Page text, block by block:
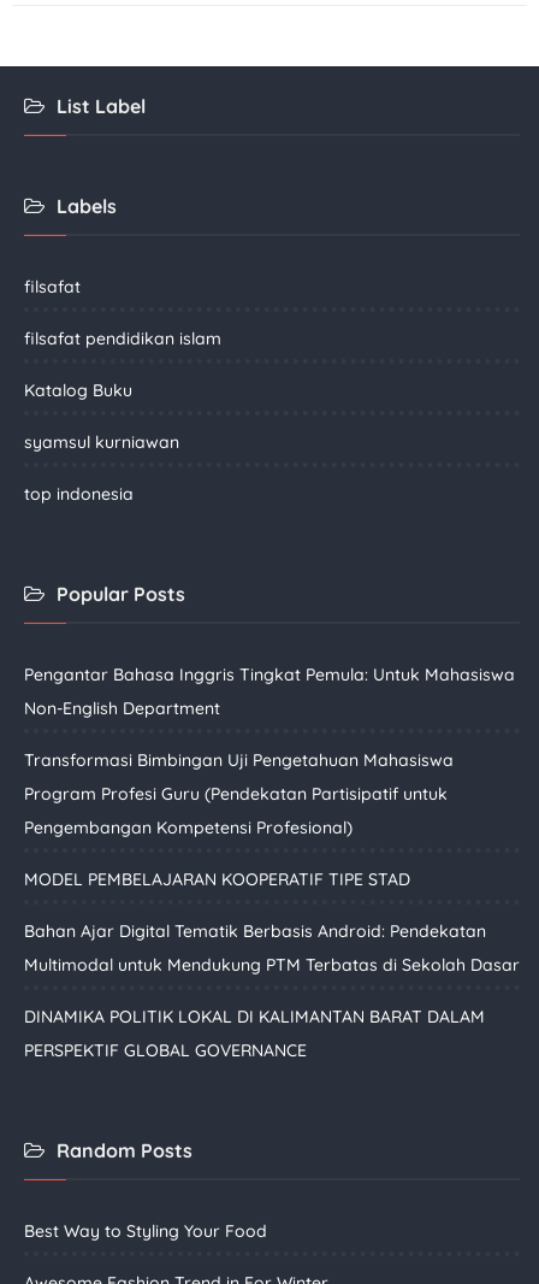
List Label
Labels
filsafat
filsafat pendidikan islam
Katalog Buku
syamsul kurniawan
top indonesia
Popular Posts
Pengantar Bahasa Inggris Tingkat Pemula: Untuk Mahasiswa
Non-English Department
Transformasi Bimbingan Uji Pengetahuan Mahasiswa
Program Profesi Guru (Pendekatan Partisipatif untuk
Pengembangan Kompetensi Profesional)
MODEL PEMBELAJARAN KOOPERATIF TIPE STAD
Bahan Ajar Digital Tematik Berbasis Android: Pendekatan
Multimodal untuk Mendukung PTM Terbatas di Sekolah Dasar
DINAMIKA POLITIK LOKAL DI KALIMANTAN BARAT DALAM
PERSPEKTIF GLOBAL GOVERNANCE
Random Posts
Best Way to Styling Your Food